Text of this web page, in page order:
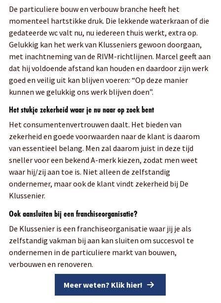
De particuliere bouw en verbouw branche heeft het
momenteel hartstikke druk. Die lekkende waterkraan of die
gedateerde wc valt nu, nu iedereen thuis werkt, extra op.
Gelukkig kan het werk van Klusseniers gewoon doorgaan,
met inachtneming van de RIVM-richtlijnen. Marcel geeft aan
dat hij voldoende afstand kan houden en daardoor zijn werk
goed en veilig uit kan blijven voeren: “Op deze manier
kunnen we gelukkig ons werk blijven doen”.
Het stukje zekerheid waar je nu naar op zoek bent
Het consumentenvertrouwen daalt. Het bieden van
zekerheid en goede voorwaarden naar de klant is daarom
van essentieel belang. Men zal daarom juist in deze tijd
sneller voor een bekend A-merk kiezen, zodat men weet
waar hij/zij aan toe is. Niet alleen de zelfstandig
ondernemer, maar ook de klant vindt zekerheid bij De
Klussenier.
Ook aansluiten bij een franchiseorganisatie?
De Klussenier is een franchiseorganisatie waar jij je als
zelfstandig vakman bij aan kan sluiten om succesvol te
ondernemen in de particuliere markt van bouwen,
verbouwen en renoveren.
Meer weten? Klik hier!